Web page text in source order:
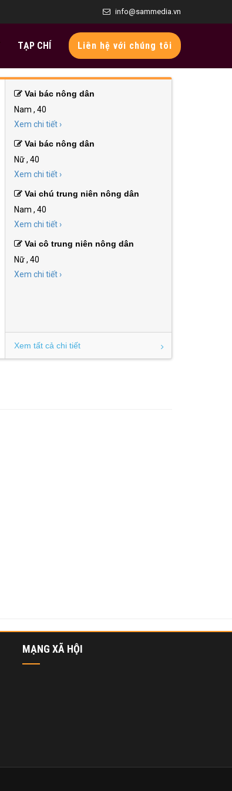
info@sammedia.vn
TẠP CHÍ Liên hệ với chúng tôi
Vai bác nông dân
Nam , 40
Xem chi tiết ›
Vai bác nông dân
Nữ , 40
Xem chi tiết ›
Vai chú trung niên nông dân
Nam , 40
Xem chi tiết ›
Vai cô trung niên nông dân
Nữ , 40
Xem chi tiết ›
Xem tất cả chi tiết
MẠNG XÃ HỘI